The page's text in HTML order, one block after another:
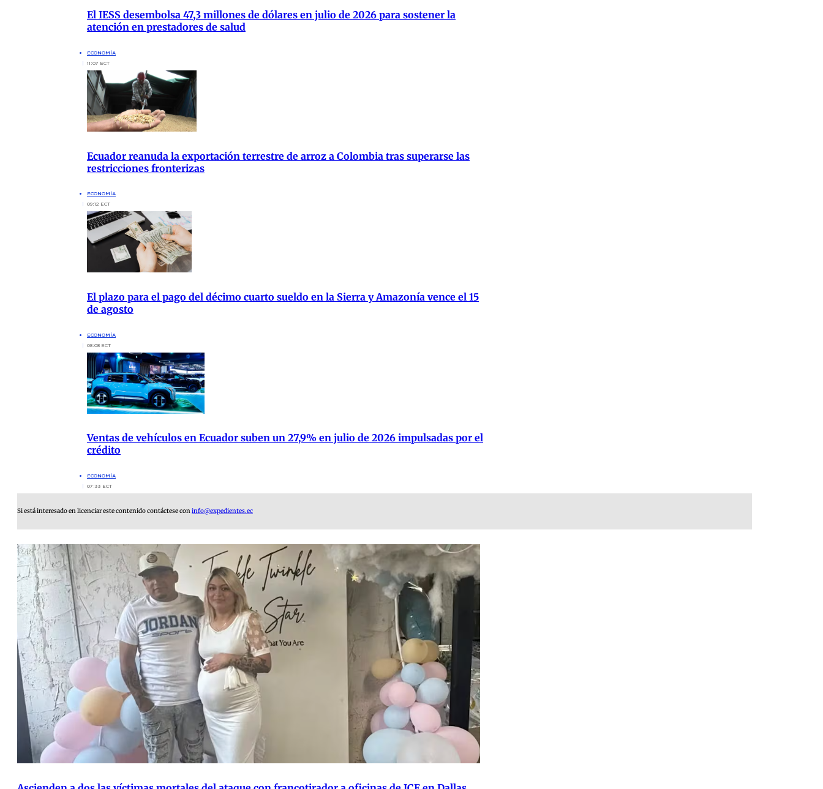
El IESS desembolsa 47,3 millones de dólares en julio de 2026 para sostener la
atención en prestadores de salud
ECONOMÍA
11:07 ECT
Ecuador reanuda la exportación terrestre de arroz a Colombia tras superarse las
restricciones fronterizas
ECONOMÍA
09:12 ECT
El plazo para el pago del décimo cuarto sueldo en la Sierra y Amazonía vence el 15
de agosto
ECONOMÍA
08:08 ECT
Ventas de vehículos en Ecuador suben un 27,9% en julio de 2026 impulsadas por el
crédito
ECONOMÍA
07:33 ECT
Si está interesado en licenciar este contenido contáctese coninfo@expedientes.ec